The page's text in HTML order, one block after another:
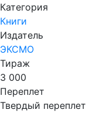
Категория
Книги
Издатель
ЭКСМО
Тираж
3 000
Переплет
Твердый переплет